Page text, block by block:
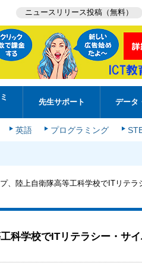
ニュースリリース投稿（無料）
先生サポート データ
英語 プログラミング
、陸上自衛隊高等工科学校でITリテラ
科学校でITリテラシー・サ